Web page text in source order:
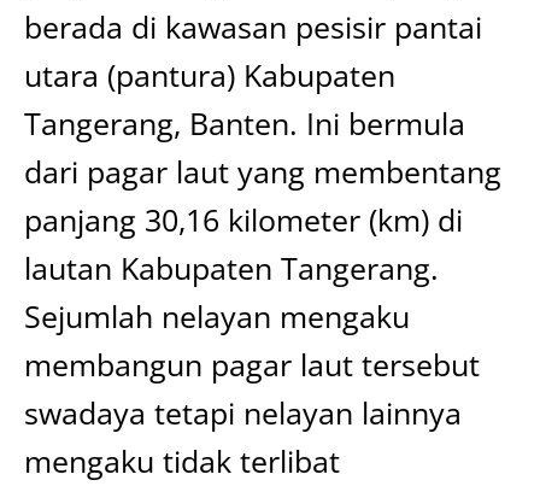
berada di kawasan pesisir pantai
utara (pantura) Kabupaten
Tangerang, Banten. Ini bermula
dari pagar laut yang membentang
panjang 30,16 kilometer (km) di
lautan Kabupaten Tangerang.
Sejumlah nelayan mengaku
membangun pagar laut tersebut
swadaya tetapi nelayan lainnya
mengaku tidak terlibat